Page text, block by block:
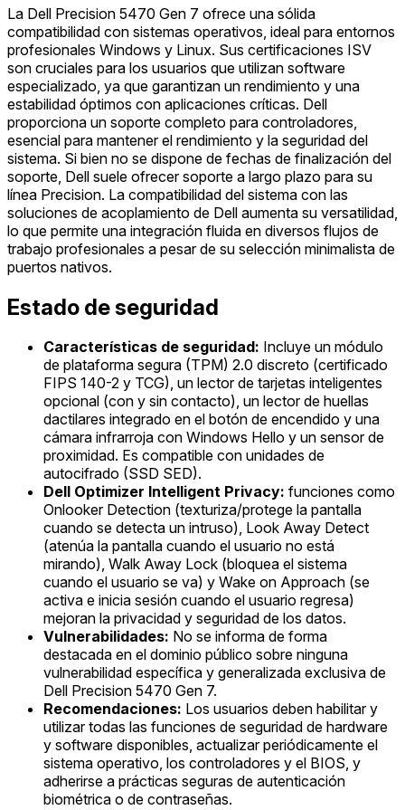
La Dell Precision 5470 Gen 7 ofrece una sólida
compatibilidad con sistemas operativos, ideal para entornos
profesionales Windows y Linux. Sus certificaciones ISV
son cruciales para los usuarios que utilizan software
especializado, ya que garantizan un rendimiento y una
estabilidad óptimos con aplicaciones críticas. Dell
proporciona un soporte completo para controladores,
esencial para mantener el rendimiento y la seguridad del
sistema. Si bien no se dispone de fechas de finalización del
soporte, Dell suele ofrecer soporte a largo plazo para su
línea Precision. La compatibilidad del sistema con las
soluciones de acoplamiento de Dell aumenta su versatilidad,
lo que permite una integración fluida en diversos flujos de
trabajo profesionales a pesar de su selección minimalista de
puertos nativos.
Estado de seguridad
Características de seguridad: Incluye un módulo
de plataforma segura (TPM) 2.0 discreto (certificado
FIPS 140-2 y TCG), un lector de tarjetas inteligentes
opcional (con y sin contacto), un lector de huellas
dactilares integrado en el botón de encendido y una
cámara infrarroja con Windows Hello y un sensor de
proximidad. Es compatible con unidades de
autocifrado (SSD SED).
Dell Optimizer Intelligent Privacy: funciones como
Onlooker Detection (texturiza/protege la pantalla
cuando se detecta un intruso), Look Away Detect
(atenúa la pantalla cuando el usuario no está
mirando), Walk Away Lock (bloquea el sistema
cuando el usuario se va) y Wake on Approach (se
activa e inicia sesión cuando el usuario regresa)
mejoran la privacidad y seguridad de los datos.
Vulnerabilidades: No se informa de forma
destacada en el dominio público sobre ninguna
vulnerabilidad específica y generalizada exclusiva de
Dell Precision 5470 Gen 7.
Recomendaciones: Los usuarios deben habilitar y
utilizar todas las funciones de seguridad de hardware
y software disponibles, actualizar periódicamente el
sistema operativo, los controladores y el BIOS, y
adherirse a prácticas seguras de autenticación
biométrica o de contraseñas.